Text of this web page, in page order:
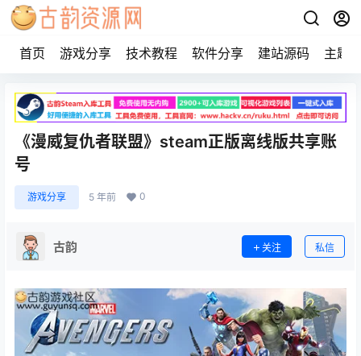
首页 游戏分享 技术教程 软件分享 建站源码 主题
《漫威复仇者联盟》steam正版离线版共享账
号
游戏分享 5 年前 0
古韵 关注 私信